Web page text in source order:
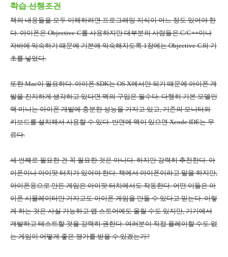
학습 선행조건
책의 내용들을 모두 이해하려면 프로그래밍 지식이 어느 정도 있어야 한
다.아이폰은Objective-C를 사용하지만 대부분의 사람들은C/C++이나
자바에 익숙하기 때문에 기본에 익숙해지도록1장에는Objective-C의 기
초를 넣었다.
또한Mac이 필요하다.아이폰SDK는OS X에서만 되기 때문에 아이폰 개
발을 진지하게 생각하고 있다면 맥의 구입은 필수다.다행히 기본 모델인
맥 미니는 아이폰 개발에 충분한 성능을 가지고 있고,기존의 모니터와
키보드를 설치해서 사용할 수 있다.반면에 맥이 있으면Xcode IDE는 무
료다.
세 번째로 필요한 건 꼭 필요한 것은 아니다.하지만 강력히 추천한다.아
이폰이나 아이팟 터치가 있어야 한다.책에서 아이폰이라고 말을 하지만,
아이폰용으로 만든 게임은 아이팟 터치에서도 작동한다.어떤 이들은 아
이폰 시뮬레이터만 가지고도 아이폰 게임을 만들 수 있다고 믿는다.이렇
게 하는 것은 사실 가능하고 앱 스토어에도 올릴 수도 있지만,기기에서
개발하고 테스트할 것을 강력히 권한다.여러분이 직접 플레이할 수도 없
는 게임이 어떻게 좋은 평가를 받을 수 있겠는가?